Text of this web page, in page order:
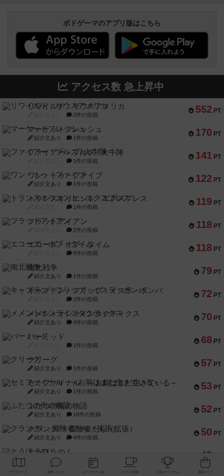
ボドゲーマのアプリ版はこちら
アクセス数 急上昇中
552 PT
リワイルド：サウスアメリカ
2件の投稿
170 PT
マーケットフレッシュ
紹介文あり 1件の投稿
141 PT
ファイアー・ブルズ / 火牛陣
1件の投稿
122 PT
ワン・トゥ・ファイブ
紹介文あり 1件の投稿
119 PT
トランスオリエント・エクスプレス
1件の投稿
118 PT
フラットアイアン
2件の投稿
118 PT
エコーズ・オブ・タイム
8件の投稿
79 PT
南北戦争
紹介文あり 1件の投稿
72 PT
キャプテン・フリップ：イスラ・ボンバ
2件の投稿
70 PT
メメントオンラインタクティクス
紹介文あり 4件の投稿
68 PT
パーミッド
1件の投稿
57 PT
クリーグ
紹介文あり 1件の投稿
53 PT
セミファイナル ～お前はまだ生きている～
紹介文あり 1件の投稿
52 PT
ふたつの街の物語
紹介文あり 18件の投稿
50 PT
クランク! ：冒険者たち（拡張）
紹介文あり 4件の投稿
42
とうほうの！
紹介文なし 1件の投稿